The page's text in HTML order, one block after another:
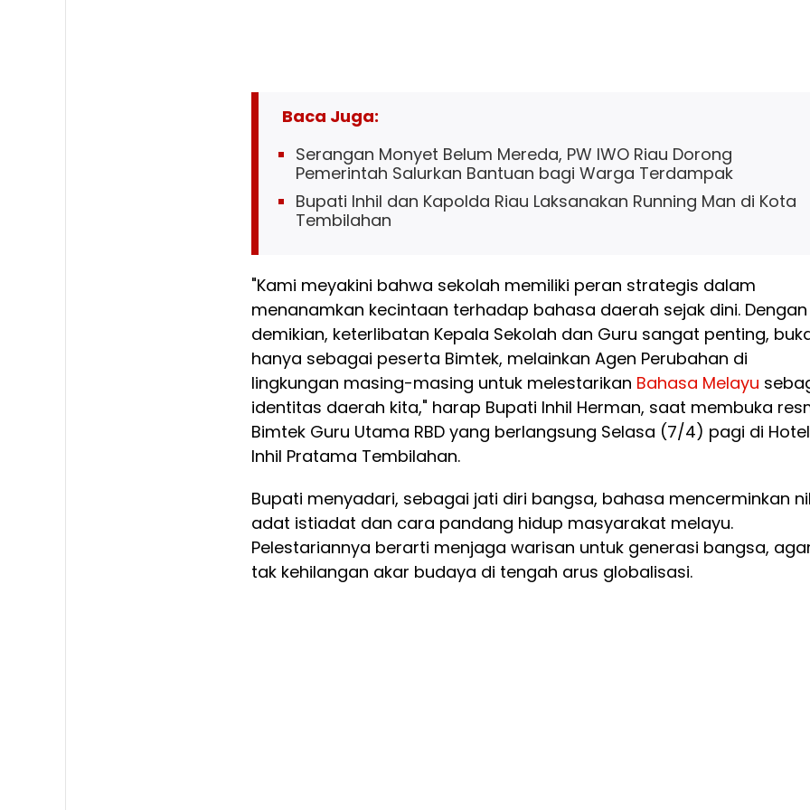
Baca Juga:
Serangan Monyet Belum Mereda, PW IWO Riau Dorong
Pemerintah Salurkan Bantuan bagi Warga Terdampak
Bupati Inhil dan Kapolda Riau Laksanakan Running Man di Kota
Tembilahan
"Kami meyakini bahwa sekolah memiliki peran strategis dalam
menanamkan kecintaan terhadap bahasa daerah sejak dini. Dengan
demikian, keterlibatan Kepala Sekolah dan Guru sangat penting,
hanya sebagai peserta Bimtek, melainkan Agen Perubahan di
lingkungan masing-masing untuk melestarikan Bahasa Melayu
identitas daerah kita," harap Bupati Inhil Herman, saat membuka
Bimtek Guru Utama RBD yang berlangsung Selasa (7/4) pagi di Hotel
Inhil Pratama Tembilahan.
Bupati menyadari, sebagai jati diri bangsa, bahasa mencerminkan
adat istiadat dan cara pandang hidup masyarakat melayu.
Pelestariannya berarti menjaga warisan untuk generasi bangsa,
tak kehilangan akar budaya di tengah arus globalisasi.